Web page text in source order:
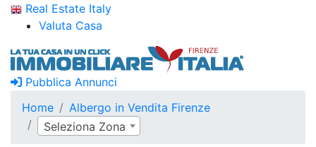
Real Estate Italy
Valuta Casa
Pubblica Annunci
Home
Albergo in Vendita Firenze
Seleziona Zona